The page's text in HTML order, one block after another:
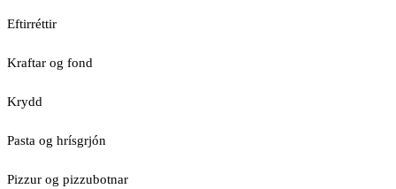
Eftirréttir
Kraftar og fond
Krydd
Pasta og hrísgrjón
Pizzur og pizzubotnar